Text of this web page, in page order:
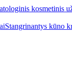
kosmetinis
Stangrinantys kūno